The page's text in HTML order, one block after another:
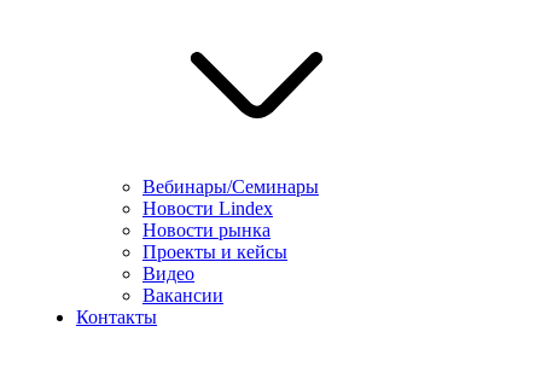
Вебинары/Семинары
Новости Lindex
Новости рынка
Проекты и кейсы
Видео
Вакансии
Контакты